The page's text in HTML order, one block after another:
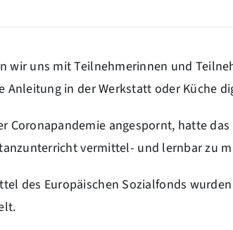
uns mit Teilnehmerinnen und
Anleitung in der Werkstatt oder Küche
Coronapandemie angespornt, hatte
vermittel- und lernbar zu
des Europäischen Sozialfonds